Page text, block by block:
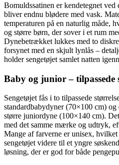
Bomuldssatinen er kendetegnet
bliver endnu blødere med vask.
temperaturen på en naturlig måde,
og større børn, der sover i et rum
Dynebetrækket lukkes med to
forsynet med en skjult lynlås –
holder sengetøjet samlet natten
Baby og junior – tilpassede
Sengetøjet fås i to tilpassede
standardbabydyner (70×100 cm) og
større juniordyne (100×140 cm).
med det samme mærke og udtryk,
Mange af farverne er unisex, hvilket
sengetøjet videre til et yngre
løsning, der er god for både